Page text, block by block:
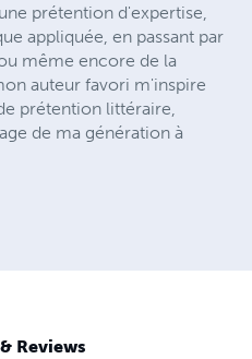
prétention d'expertise,
appliquée, en passant par
même encore de la
auteur favori m'inspire
prétention littéraire,
de ma génération à
Reviews